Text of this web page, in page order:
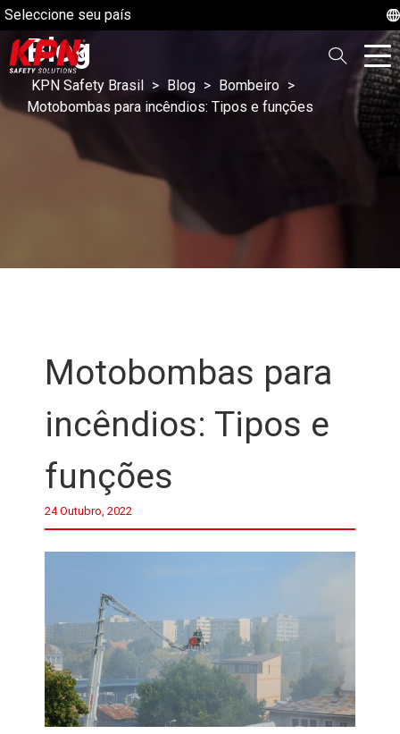
Seleccione seu país
Blog
KPN Safety Brasil > Blog > Bombeiro >
Motobombas para incêndios: Tipos e funções
Motobombas para
incêndios: Tipos e
funções
24 Outubro, 2022